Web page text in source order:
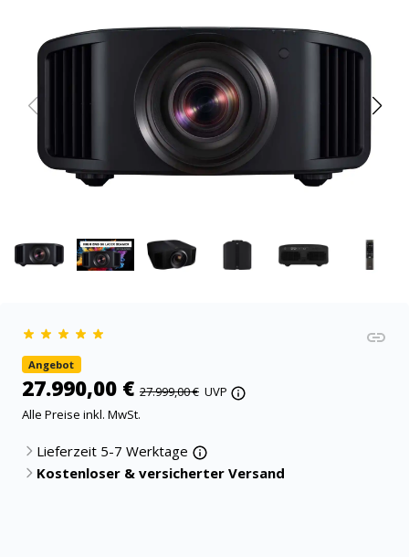
Angebot
27.990,00 € 27.999,00 € UVP
Alle Preise inkl. MwSt.
Lieferzeit 5-7 Werktage
Kostenloser & versicherter Versand